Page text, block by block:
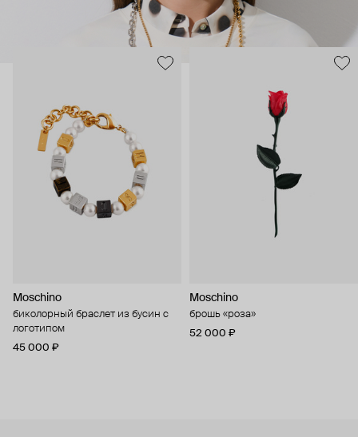
Moschino
биколорный браслет из бусин с
логотипом
45 000 ₽
Moschino
брошь «роза»
52 000 ₽